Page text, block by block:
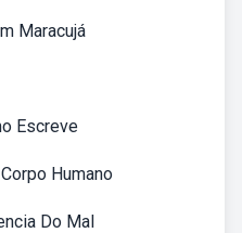
Maracujá
Escreve
Humano
Do Mal